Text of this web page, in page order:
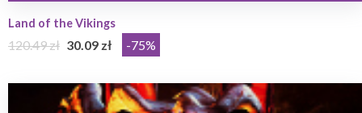
Land of the Vikings
120.49 zł 30.09 zł -75%